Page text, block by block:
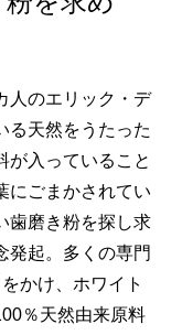
人のエリック・デ
る天然をうたった
が入っていること
にごまかされてい
歯磨き粉を探し求
発起。多くの専門
かけ、ホワイト
％天然由来原料